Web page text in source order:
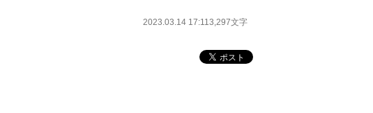
2023.03.14 17:113,297文字